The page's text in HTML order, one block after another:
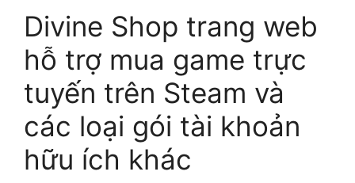
Divine Shop trang web
hỗ trợ mua game trực
tuyến trên Steam và
các loại gói tài khoản
hữu ích khác